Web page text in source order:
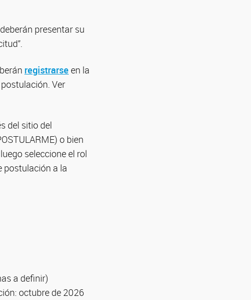
presentar su
registrarse en la
Ver
del sitio del
o bien
seleccione el rol
postulación a la
a definir)
octubre de 2026